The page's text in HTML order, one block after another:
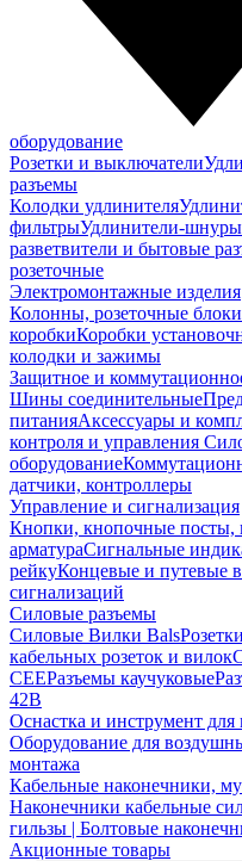
оборудование
Розетки и выключатели
разъемы
Колодки удлинителя
фильтрыУдлинители-шнуры
разветвители и бытовые
розеточные
Электромонтажные изделия
Колонны, розеточные блоки
коробкиКоробки
колодки и зажимы
Защитное и
Шины соединительные
питанияАксессуары и
контроля и управления
оборудование
датчики, контроллеры
Управление и сигнализация
Кнопки, кнопочные посты,
арматураСигнальные
рейкуКонцевые и путевые
сигнализаций
Силовые разъемы
Силовые Вилки Bals
кабельных розеток и вилок
CEEРазъемы каучуковые
42В
Оснастка и инструмент
Оборудование для
монтажа
Кабельные наконечники,
Наконечники кабельные
гильзы | Болтовые
Акционные товары